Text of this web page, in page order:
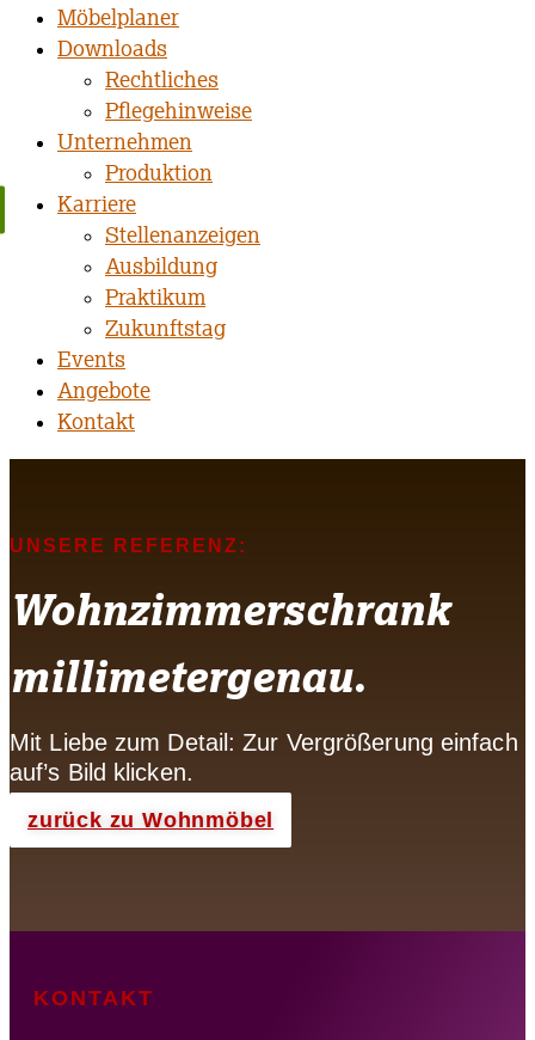
Möbelplaner
Downloads
Rechtliches
Pflegehinweise
Unternehmen
Produktion
Karriere
Stellenanzeigen
Ausbildung
Praktikum
Zukunftstag
Events
Angebote
Kontakt
UNSERE REFERENZ:
Wohnzimmerschrank
millimetergenau.
Mit Liebe zum Detail: Zur Vergrößerung einfach
auf’s Bild klicken.
zurück zu Wohnmöbel
KONTAKT